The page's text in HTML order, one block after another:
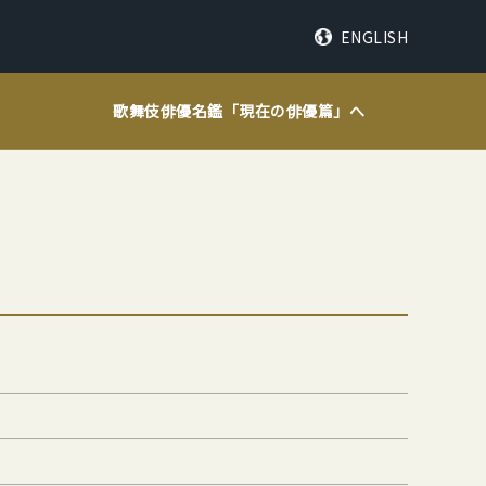
ENGLISH
歌舞伎俳優名鑑「現在の俳優篇」へ